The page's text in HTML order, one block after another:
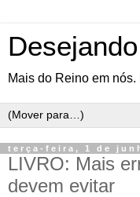
Mais do Reino em
terça-feira, 1 de
LIVRO: Mais
devem evitar